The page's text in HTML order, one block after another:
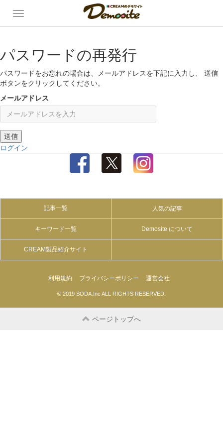
パスワードの再発行
パスワードをお忘れの場合は、メールアドレスを下記に入力し、 送信
ボタンをクリックしてください。
メールアドレス
ログイン
記事一覧 人気の記事
キーワード一覧 Demosite について
CREAM製品紹介サイト
利用規約 プライバシーポリシー 運営会社
© 2019 SODA.Inc ALL RIGHTS RESERVED.
ページトップへ